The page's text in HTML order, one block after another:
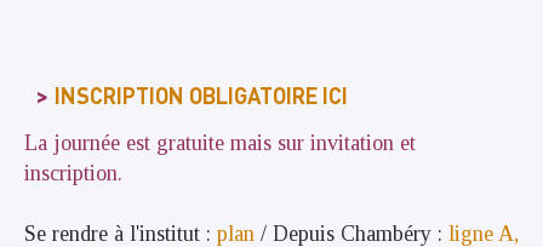
INSCRIPTION OBLIGATOIRE ICI
La journée est gratuite mais sur invitation et
inscription.
Se rendre à l'institut : plan / Depuis Chambéry : ligne A,